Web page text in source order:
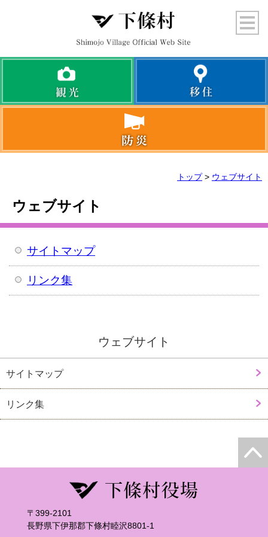
トップ> ウェブサイト
ウェブサイト
サイトマップ
リンク集
ウェブサイト
サイトマップ
リンク集
〒399-2101
長野県下伊那郡下條村睦沢8801-1